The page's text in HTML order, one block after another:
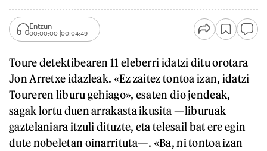
Entzun
00:00:00 00:04:49
Toure detektibearen 11 eleberri idatzi ditu orotara
Jon Arretxe idazleak. «Ez zaitez tontoa izan, idatzi
Toureren liburu gehiago», esaten dio jendeak,
sagak lortu duen arrakasta ikusita —liburuak
gaztelaniara itzuli dituzte, eta telesail bat ere egin
dute nobeletan oinarrituta—. «Ba, ni tontoa izan